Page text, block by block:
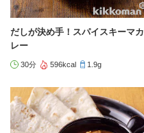
だしが決め手！スパイスキーマカ
レー
30分 596kcal 1.9g